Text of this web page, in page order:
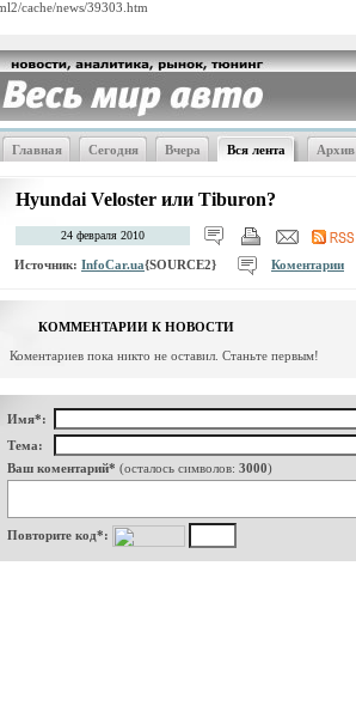
cache/news/39303.htm
Главная Сегодня Вчера Вся лента Архив
Hyundai Veloster или Tiburon?
24 февраля 2010
Источник: InfoCar.ua{SOURCE2} Коментарии
КОММЕНТАРИИ К НОВОСТИ
Коментариев пока никто не оставил. Станьте первым!
Имя*:
Тема:
Ваш коментарий* (осталось символов: 3000)
Повторите код*: